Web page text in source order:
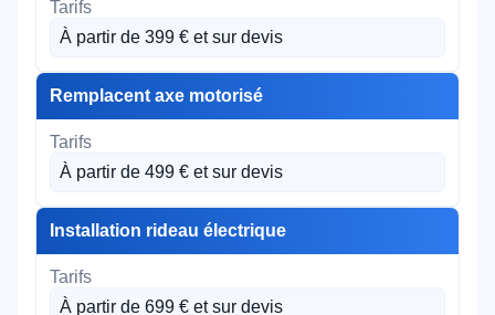
À partir de 399 € et sur devis
Remplacent axe motorisé
À partir de 499 € et sur devis
Installation rideau électrique
À partir de 699 € et sur devis